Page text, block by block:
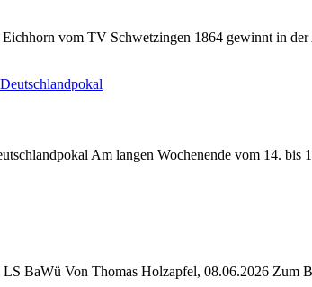
vom TV Schwetzingen 1864 gewinnt in
Am langen Wochenende vom 14. bis
BaWü Von Thomas Holzapfel, 08.06.2026 Zum